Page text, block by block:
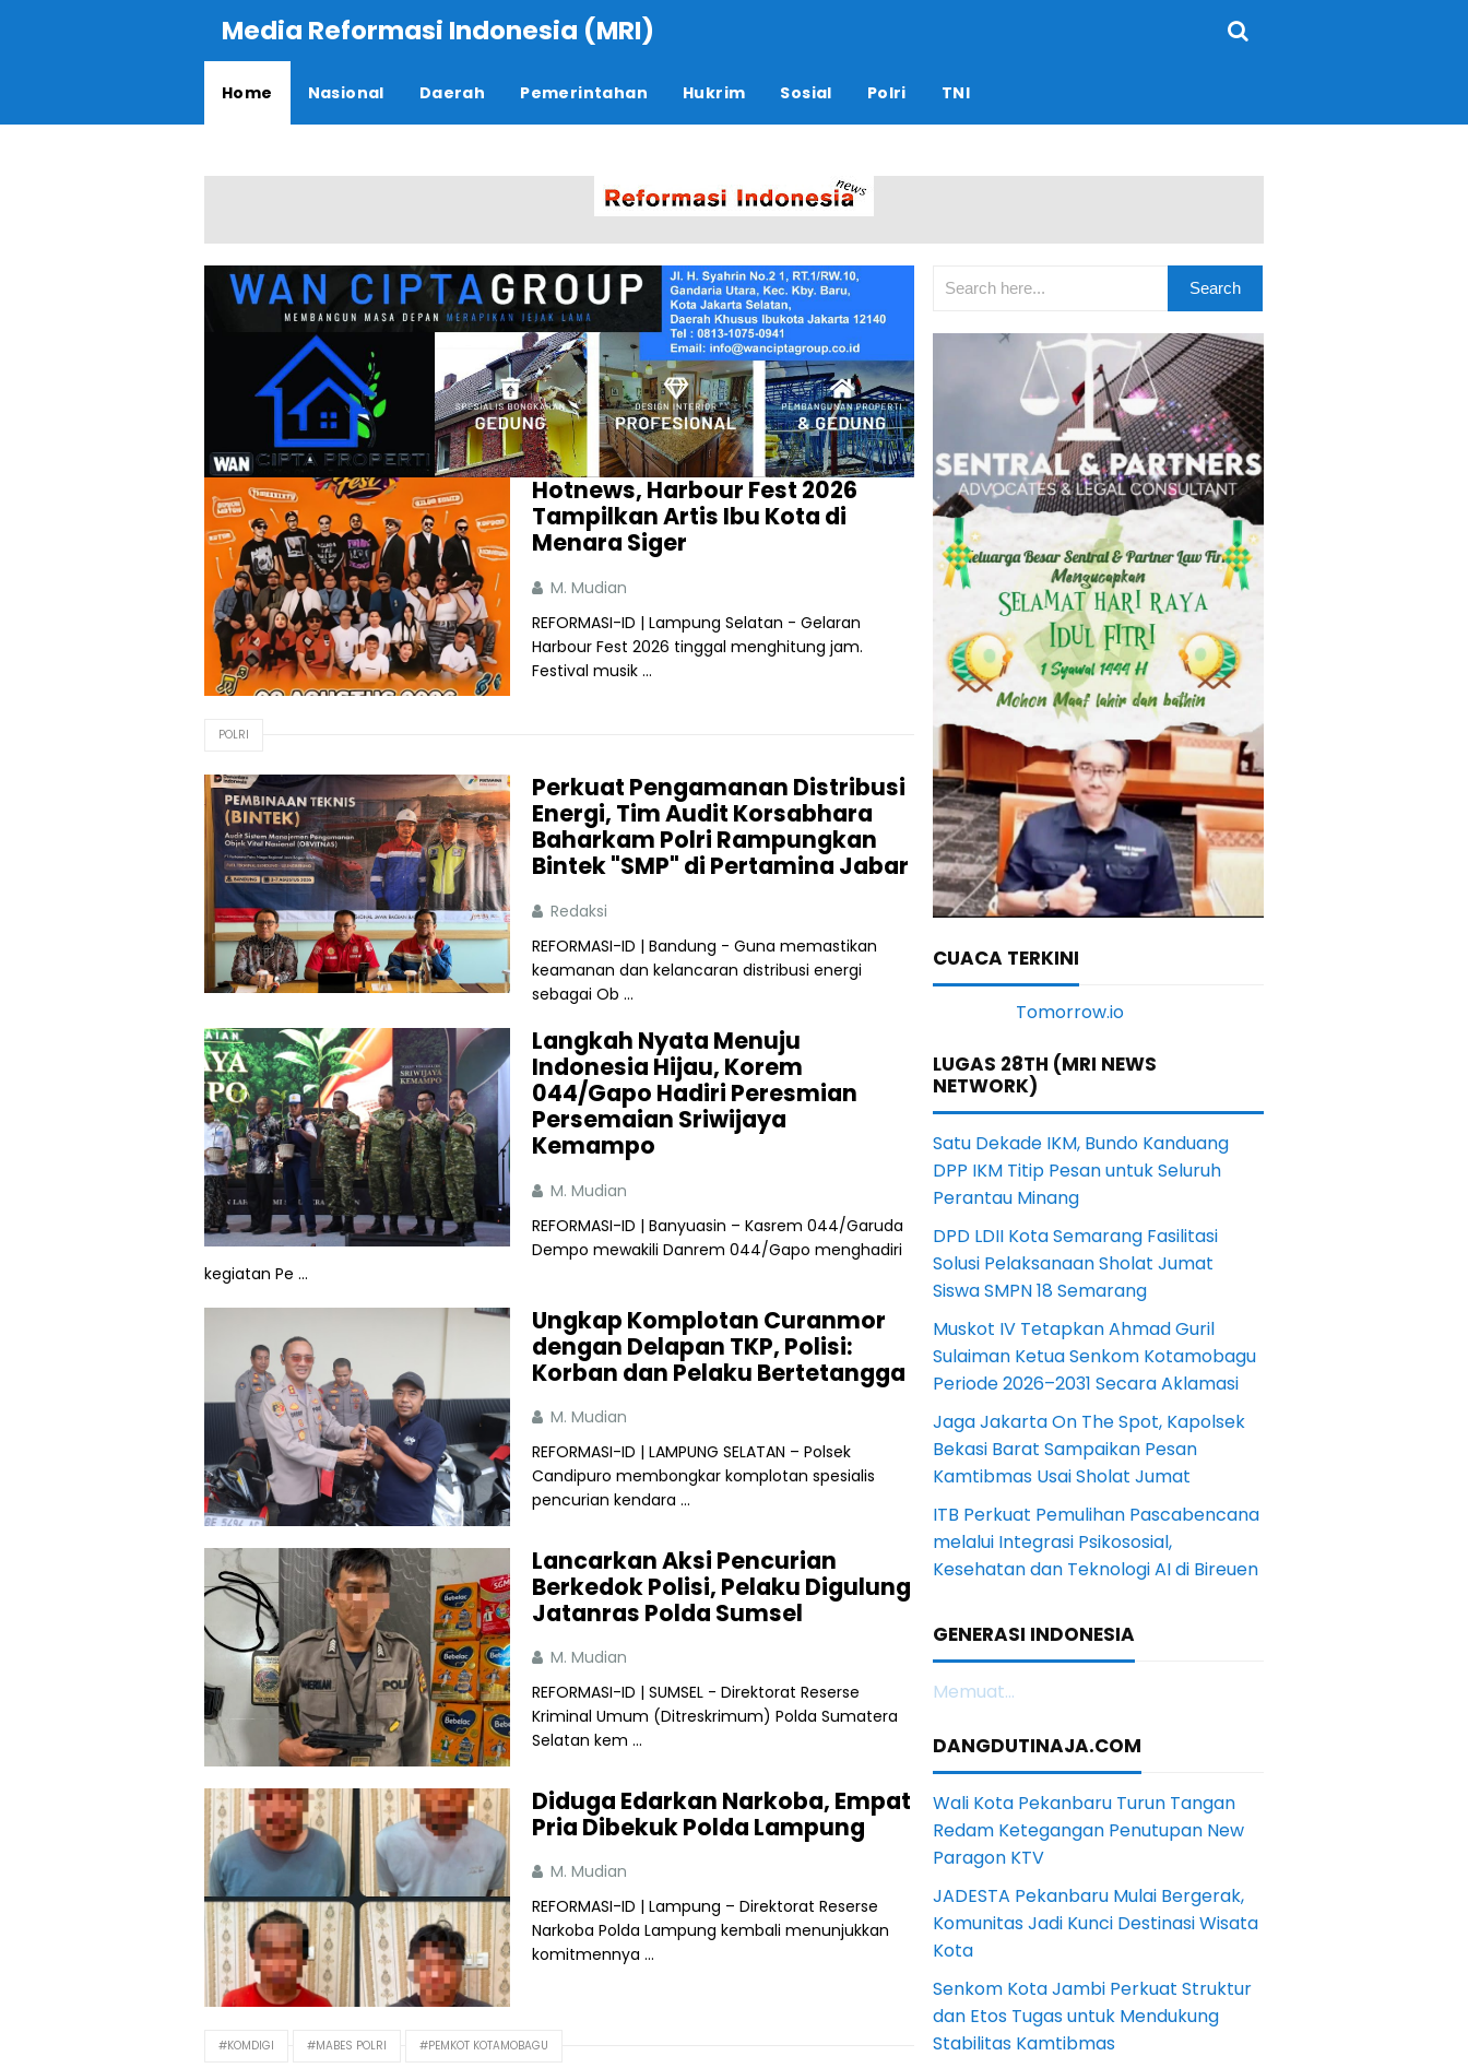
Media Reformasi Indonesia (MRI)
Home Nasional Daerah Pemerintahan Hukrim Sosial Polri TNI
Hotnews, Harbour Fest 2026
Tampilkan Artis Ibu Kota di
Menara Siger
M. Mudian
REFORMASI-ID | Lampung Selatan - Gelaran
Harbour Fest 2026 tinggal menghitung jam.
Festival musik ...
POLRI
Perkuat Pengamanan Distribusi
Energi, Tim Audit Korsabhara
Baharkam Polri Rampungkan
Bintek "SMP" di Pertamina Jabar
Redaksi
REFORMASI-ID | Bandung - Guna memastikan
keamanan dan kelancaran distribusi energi
sebagai Ob ...
Langkah Nyata Menuju
Indonesia Hijau, Korem
044/Gapo Hadiri Peresmian
Persemaian Sriwijaya
Kemampo
M. Mudian
REFORMASI-ID | Banyuasin – Kasrem 044/Garuda
Dempo mewakili Danrem 044/Gapo menghadiri
kegiatan Pe ...
Ungkap Komplotan Curanmor
dengan Delapan TKP, Polisi:
Korban dan Pelaku Bertetangga
M. Mudian
REFORMASI-ID | LAMPUNG SELATAN – Polsek
Candipuro membongkar komplotan spesialis
pencurian kendara ...
Lancarkan Aksi Pencurian
Berkedok Polisi, Pelaku Digulung
Jatanras Polda Sumsel
M. Mudian
REFORMASI-ID | SUMSEL - Direktorat Reserse
Kriminal Umum (Ditreskrimum) Polda Sumatera
Selatan kem ...
Diduga Edarkan Narkoba, Empat
Pria Dibekuk Polda Lampung
M. Mudian
REFORMASI-ID | Lampung – Direktorat Reserse
Narkoba Polda Lampung kembali menunjukkan
komitmennya ...
#KOMDIGI #MABES POLRI #PEMKOT KOTAMOBAGU
CUACA TERKINI
LUGAS 28TH (MRI NEWS
NETWORK)
Satu Dekade IKM, Bundo Kanduang
DPP IKM Titip Pesan untuk Seluruh
Perantau Minang
DPD LDII Kota Semarang Fasilitasi
Solusi Pelaksanaan Sholat Jumat
Siswa SMPN 18 Semarang
Muskot IV Tetapkan Ahmad Guril
Sulaiman Ketua Senkom Kotamobagu
Periode 2026–2031 Secara Aklamasi
Jaga Jakarta On The Spot, Kapolsek
Bekasi Barat Sampaikan Pesan
Kamtibmas Usai Sholat Jumat
ITB Perkuat Pemulihan Pascabencana
melalui Integrasi Psikososial,
Kesehatan dan Teknologi AI di Bireuen
GENERASI INDONESIA
Memuat...
DANGDUTINAJA.COM
Wali Kota Pekanbaru Turun Tangan
Redam Ketegangan Penutupan New
Paragon KTV
JADESTA Pekanbaru Mulai Bergerak,
Komunitas Jadi Kunci Destinasi Wisata
Kota
Senkom Kota Jambi Perkuat Struktur
dan Etos Tugas untuk Mendukung
Stabilitas Kamtibmas